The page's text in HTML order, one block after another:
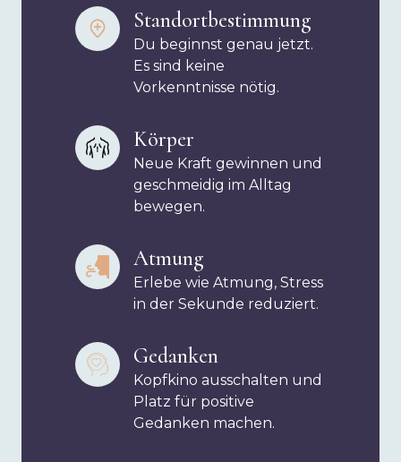
Standortbestimmung
Du beginnst genau jetzt.
Es sind keine
Vorkenntnisse nötig.
Körper
Neue Kraft gewinnen und
geschmeidig im Alltag
bewegen.
Atmung
Erlebe wie Atmung, Stress
in der Sekunde reduziert.
Gedanken
Kopfkino ausschalten und
Platz für positive
Gedanken machen.